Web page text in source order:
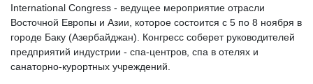
International Congress - ведущее мероприятие отрасли
Восточной Европы и Азии, которое состоится с 5 по 8 ноября в
городе Баку (Азербайджан). Конгресс соберет руководителей
предприятий индустрии - спа-центров, спа в отелях и
санаторно-курортных учреждений.